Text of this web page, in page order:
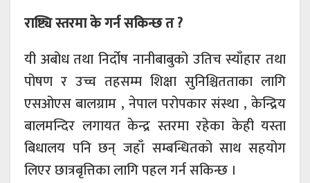
राष्ट्यि स्तरमा के गर्न सकिन्छ त ?
यी अबोध तथा निर्दोष नानीबाबुको उतिच स्याँहार तथा
पोषण र उच्च तहसम्म शिक्षा सुनिश्चितताका लागि
एसओएस बालग्राम , नेपाल परोपकार संस्था , केन्द्रिय
बालमन्दिर लगायत केन्द्र स्तरमा रहेका केही यस्ता
बिधालय पनि छन् जहाँ सम्बन्धितको साथ सहयोग
लिएर छात्रबृत्तिका लागि पहल गर्न सकिन्छ ।